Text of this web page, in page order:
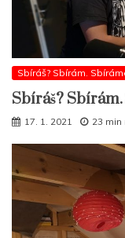
Sbíráš? Sbírám.
Sbíráš?
17. 1. 2021 23 min